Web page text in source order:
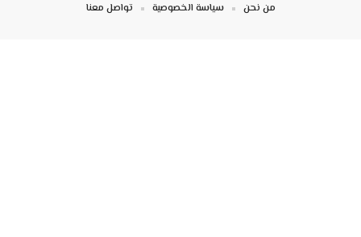
من نحن سياسة الخصوصية تواصل معنا